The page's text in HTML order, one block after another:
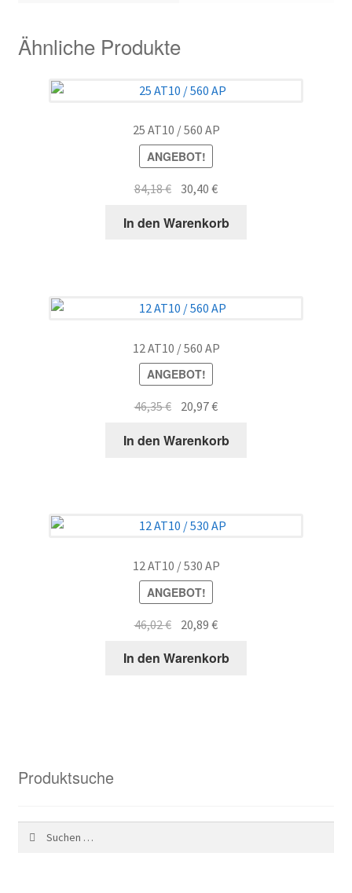
Ähnliche Produkte
25 AT10 / 560 AP
ANGEBOT!
84,18€ Ursprünglicher
war:
30,40€Aktueller
ist:
In den Warenkorb
12 AT10 / 560 AP
ANGEBOT!
46,35€ Ursprünglicher
war:
20,97€Aktueller
ist:
In den Warenkorb
12 AT10 / 530 AP
ANGEBOT!
46,02€ Ursprünglicher
war:
20,89€Aktueller
ist:
In den Warenkorb
Produktsuche